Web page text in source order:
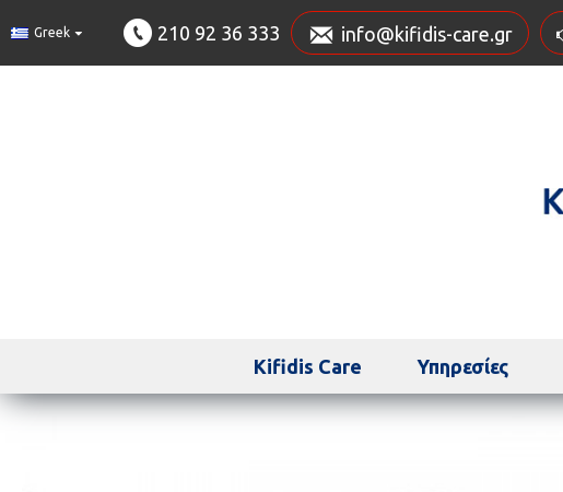
Greek 210 92 36 333 info@kifidis-care.gr
Kifidis Care Υπηρεσίες